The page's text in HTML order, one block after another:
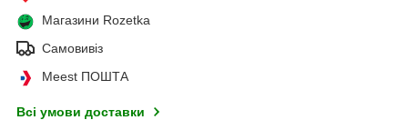
Магазини Rozetka
Самовивіз
Meest ПОШТА
Всі умови доставки